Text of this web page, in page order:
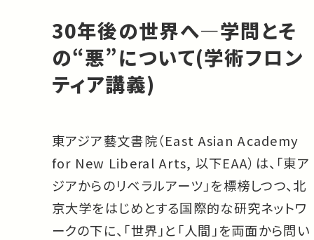
30年後の世界へ―学問とそ
の“悪”について(学術フロン
ティア講義)
東アジア藝文書院（East Asian Academy
for New Liberal Arts, 以下EAA）は、「東ア
ジアからのリベラルアーツ」を標榜しつつ、北
京大学をはじめとする国際的な研究ネットワ
ークの下に、「世界」と「人間」を両面から問い